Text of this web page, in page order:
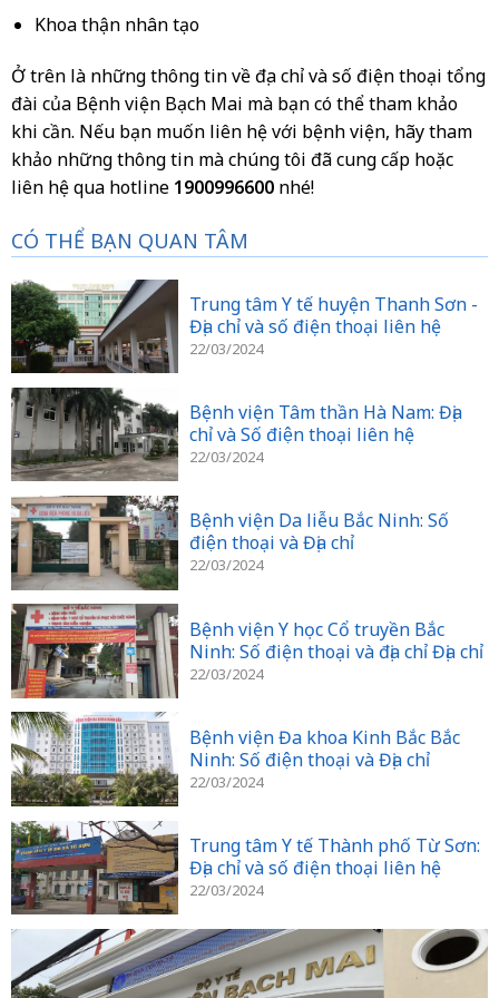
Khoa thận nhân tạo
Ở trên là những thông tin về địa chỉ và số điện thoại tổng
đài của Bệnh viện Bạch Mai mà bạn có thể tham khảo
khi cần. Nếu bạn muốn liên hệ với bệnh viện, hãy tham
khảo những thông tin mà chúng tôi đã cung cấp hoặc
liên hệ qua hotline 1900996600nhé!
CÓ THỂ BẠN QUAN TÂM
Trung tâm Y tế huyện Thanh Sơn -
Địa chỉ và số điện thoại liên hệ
22/03/2024
Bệnh viện Tâm thần Hà Nam: Địa
chỉ và Số điện thoại liên hệ
22/03/2024
Bệnh viện Da liễu Bắc Ninh: Số
điện thoại và Địa chỉ
22/03/2024
Bệnh viện Y học Cổ truyền Bắc
Ninh: Số điện thoại và địa chỉ Địa chỉ
22/03/2024
Bệnh viện Đa khoa Kinh Bắc Bắc
Ninh: Số điện thoại và Địa chỉ
22/03/2024
Trung tâm Y tế Thành phố Từ Sơn:
Địa chỉ và số điện thoại liên hệ
22/03/2024